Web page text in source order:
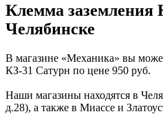
Клемма заземления
Челябинске
В магазине «Механика» вы
КЗ-31 Сатурн по цене 950 руб.
Наши магазины находятся в
д.28), а также в Миассе и